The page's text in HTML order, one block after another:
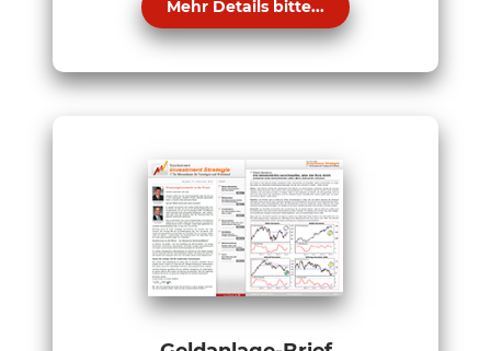
Mehr Details bitte...